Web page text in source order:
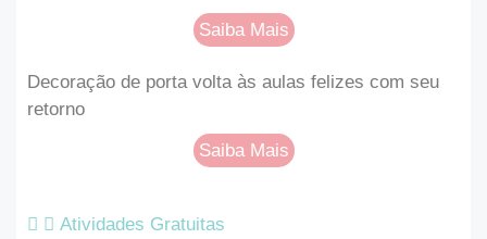
Saiba Mais
Decoração de porta volta às aulas felizes com seu
retorno
Saiba Mais
Atividades Gratuitas